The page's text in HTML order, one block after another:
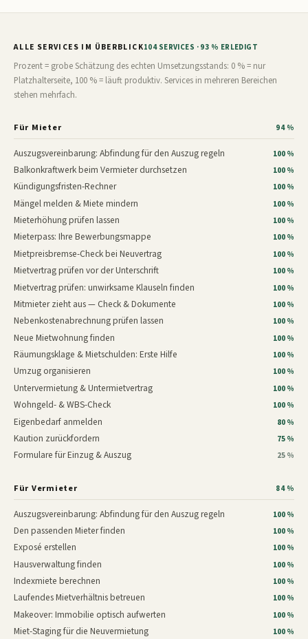
ALLE SERVICES IM ÜBERBLICK104 SERVICES · 93 % ERLEDIGT
Prozent = grobe Schätzung des echten Umsetzungsstands: 0 % = nur
Platzhalterseite, 100 % = läuft produktiv. Services in mehreren Bereichen
stehen mehrfach.
Für Mieter 94 %
Auszugsvereinbarung: Abfindung für den Auszug regeln 100 %
Balkonkraftwerk beim Vermieter durchsetzen 100 %
Kündigungsfristen-Rechner 100 %
Mängel melden & Miete mindern 100 %
Mieterhöhung prüfen lassen 100 %
Mieterpass: Ihre Bewerbungsmappe 100 %
Mietpreisbremse-Check bei Neuvertrag 100 %
Mietvertrag prüfen vor der Unterschrift 100 %
Mietvertrag prüfen: unwirksame Klauseln finden 100 %
Mitmieter zieht aus — Check & Dokumente 100 %
Nebenkostenabrechnung prüfen lassen 100 %
Neue Mietwohnung finden 100 %
Räumungsklage & Mietschulden: Erste Hilfe 100 %
Umzug organisieren 100 %
Untervermietung & Untermietvertrag 100 %
Wohngeld- & WBS-Check 100 %
Eigenbedarf anmelden 80 %
Kaution zurückfordern 75 %
Formulare für Einzug & Auszug 25 %
Für Vermieter 84 %
Auszugsvereinbarung: Abfindung für den Auszug regeln 100 %
Den passenden Mieter finden 100 %
Exposé erstellen 100 %
Hausverwaltung finden 100 %
Indexmiete berechnen 100 %
Laufendes Mietverhältnis betreuen 100 %
Makeover: Immobilie optisch aufwerten 100 %
Miet-Staging für die Neuvermietung 100 %